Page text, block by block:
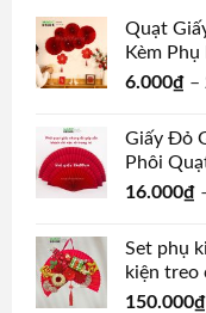
Quạt
Kèm
6.000₫ –
Giấy Đỏ
Phôi
16.000₫
Set phụ
kiện treo
150.000₫